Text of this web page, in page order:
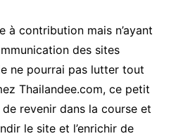
à contribution mais n’ayant
des sites
ne pourrai pas lutter tout
Thailandee.com, ce petit
revenir dans la course et
le site et l’enrichir de